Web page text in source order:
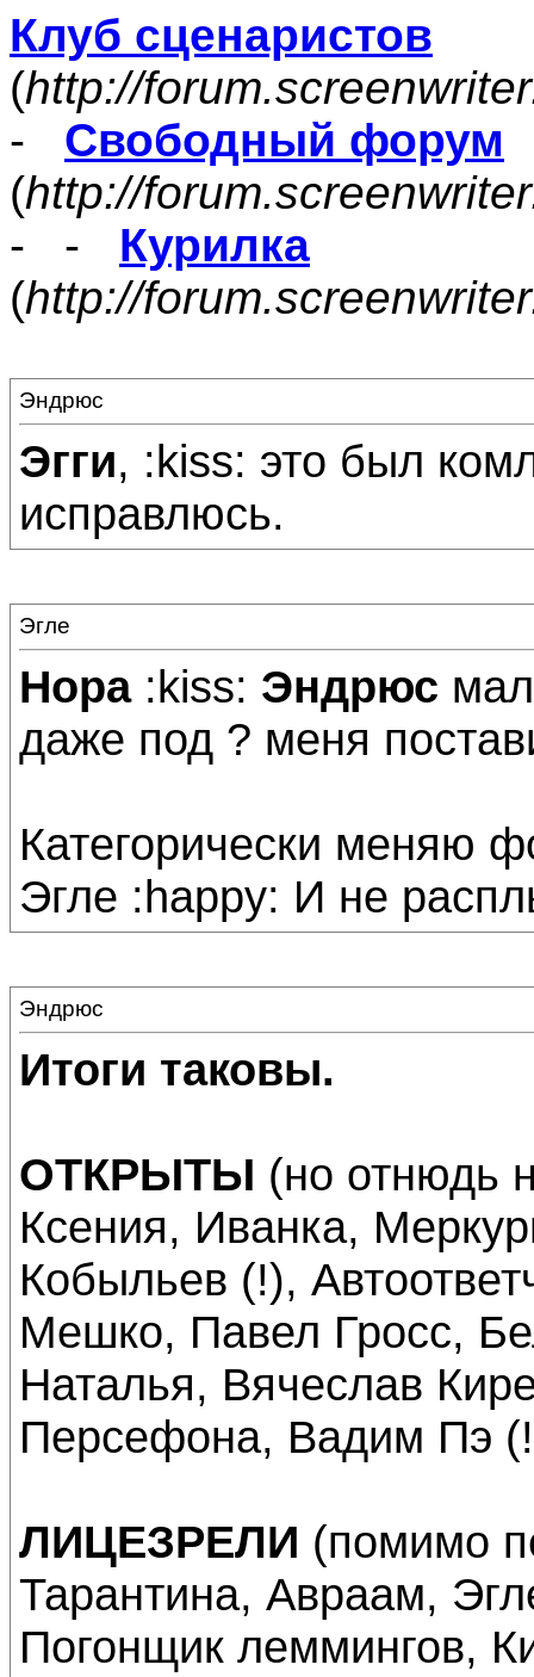
Клуб сценаристов
(http://
- Свободный форум
(http://
- - Курилка
(http://
Эндрюс
Эгги, :kiss: это был
исправлюсь.
Эгле
Нора:kiss: Эндрюс
даже под ? меня
Категорически меняю
Эгле :happy: И не
Эндрюс
Итоги таковы.
ОТКРЫТЫ (но отнюдь
Ксения, Иванка,
Кобыльев (!),
Мешко, Павел Гросс,
Наталья, Вячеслав
Персефона, Вадим Пэ
ЛИЦЕЗРЕЛИ (помимо
Тарантина, Авраам,
Погонщик леммингов,